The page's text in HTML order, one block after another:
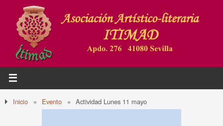
Inicio » Evento » Actividad Lunes 11 mayo